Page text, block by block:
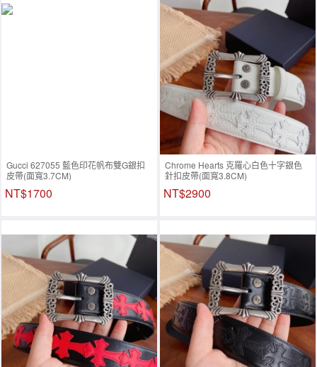
Gucci 627055 藍色印花帆布雙G銀扣
皮帶(面寬3.7CM)
NT$1700
Chrome Hearts 克羅心白色十字銀色
針扣皮帶(面寬3.8CM)
NT$2900